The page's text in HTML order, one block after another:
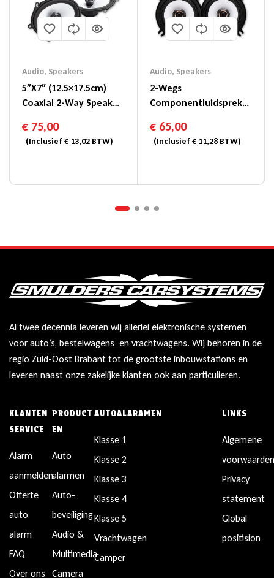
Audio, Speakers
5″x7″ (12.5×17.5cm)
Coaxial 2-Way Speaker
€ 75,00
(Inclusief € 13,02 BTW)
Audio, Speakers
2-Wegs
Componentluidspreker
SXE-1325S
€65,00
(Inclusief €11,28BTW)
Al twee decennia leveren wij allerlei elektronische systemen
voor auto’s, bestelwagens en vrachtwagens. Wij behoren in de
regio Zuid-Oost Brabant tot de grootste inbouwstations en
leveren naast onze zakelijke klanten ook aan particulieren.
KLANTEN
SERVICE
Alarm
aanmelden
Offerte
auto
alarm
FAQ
Over ons
PRODUCT
EN
Auto
alarmen
Auto-
beveiliging
Audio &
Multimedia
Camera
AUTOALARAMEN
Klasse 1
Klasse 2
Klasse 3
Klasse 4
Klasse 5
Vrachtwagen
Camper
LINKS
Algemene
Privacy
statement
Global
positision